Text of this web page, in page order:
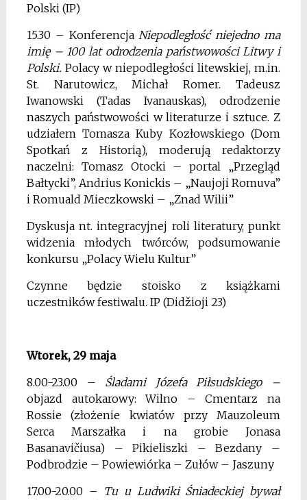
Polski (IP)
15.30 – Konferencja Niepodległość niejedno ma
imię – 100 lat odrodzenia państwowości Litwy i
Polski. Polacy w niepodległości litewskiej, m.in.
St. Narutowicz, Michał Romer. Tadeusz
Iwanowski (Tadas Ivanauskas), odrodzenie
naszych państwowości w literaturze i sztuce. Z
udziałem Tomasza Kuby Kozłowskiego (Dom
Spotkań z Historią), moderują redaktorzy
naczelni: Tomasz Otocki – portal „Przegląd
Bałtycki”, Andrius Konickis – „Naujoji Romuva”
i Romuald Mieczkowski – „Znad Wilii”
Dyskusja nt. integracyjnej roli literatury, punkt
widzenia młodych twórców, podsumowanie
konkursu „Polacy Wielu Kultur”
Czynne będzie stoisko z książkami
uczestników festiwalu. IP (Didžioji 23)
Wtorek, 29 maja
8.00-23.00 – Śladami Józefa Piłsudskiego –
objazd autokarowy: Wilno – Cmentarz na
Rossie (złożenie kwiatów przy Mauzoleum
Serca Marszałka i na grobie Jonasa
Basanavičiusa) – Pikieliszki – Bezdany –
Podbrodzie – Powiewiórka – Zułów – Jaszuny
17.00-20.00 – Tu u Ludwiki Śniadeckiej bywał